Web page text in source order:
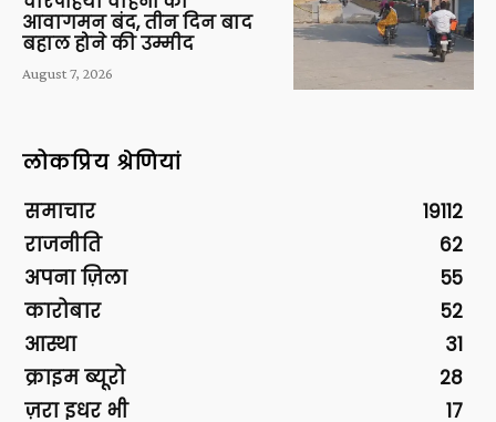
आवागमन बंद, तीन दिन बाद
बहाल होने की उम्मीद
August 7, 2026
लोकप्रिय श्रेणियां
समाचार
19112
राजनीति
62
अपना ज़िला
55
कारोबार
52
आस्था
31
क्राइम ब्यूरो
28
ज़रा इधर भी
17